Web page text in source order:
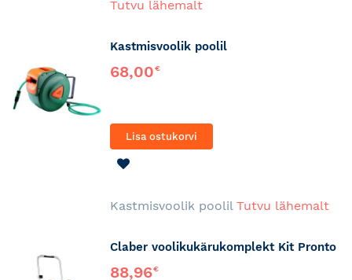
Tutvu lähemalt
Kastmisvoolik poolil
68,00€
Lisa ostukorvi
Kastmisvoolik poolil Tutvu lähemalt
Claber voolikukärukomplekt Kit Pronto
88,96€